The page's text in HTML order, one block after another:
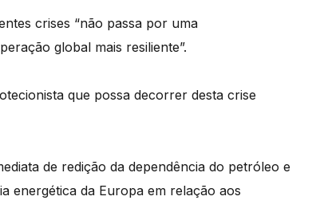
crises “não passa por uma
global mais resiliente”.
que possa decorrer desta crise
de redição da dependência do petróleo e
energética da Europa em relação aos